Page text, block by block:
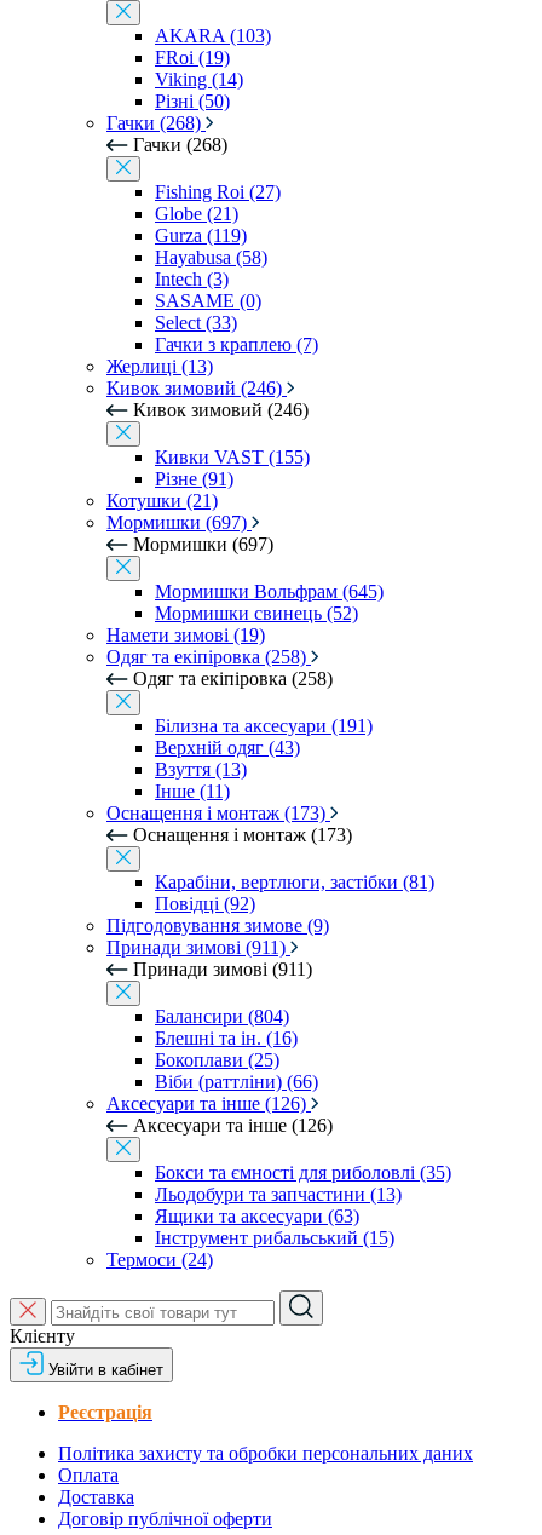
AKARA (103)
FRoi (19)
Viking (14)
Різні (50)
Гачки (268)
Гачки (268)
Fishing Roi (27)
Globe (21)
Gurza (119)
Hayabusa (58)
Intech (3)
SASAME (0)
Select (33)
Гачки з краплею (7)
Жерлиці (13)
Кивок зимовий (246)
Кивок зимовий (246)
Кивки VAST (155)
Різне (91)
Котушки (21)
Мормишки (697)
Мормишки (697)
Мормишки Вольфрам (645)
Мормишки свинець (52)
Намети зимові (19)
Одяг та екіпіровка (258)
Одяг та екіпіровка (258)
Білизна та аксесуари (191)
Верхній одяг (43)
Взуття (13)
Інше (11)
Оснащення і монтаж (173)
Оснащення і монтаж (173)
Карабіни, вертлюги, застібки (81)
Повідці (92)
Підгодовування зимове (9)
Принади зимові (911)
Принади зимові (911)
Балансири (804)
Блешні та ін. (16)
Бокоплави (25)
Віби (раттліни) (66)
Аксесуари та інше (126)
Аксесуари та інше (126)
Бокси та ємності для риболовлі (35)
Льодобури та запчастини (13)
Ящики та аксесуари (63)
Інструмент рибальський (15)
Термоси (24)
Клієнту
Увійти в кабінет
Реєстрація
Політика захисту та обробки персональних даних
Оплата
Доставка
Договір публічної оферти